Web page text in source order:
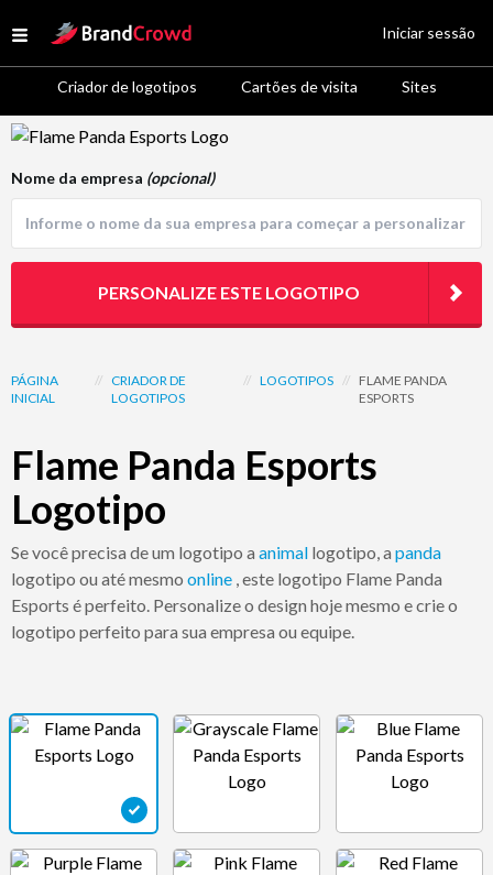
Open menu
Site Logo
Criador de logotipos Cartões de visita Sites
Iniciar sessão
Logo Template Preview
PÁGINA
INICIAL
// CRIADOR DE
LOGOTIPOS
// LOGOTIPOS // FLAME PANDA
ESPORTS
Flame Panda Esports
Logotipo
Se você precisa de um logotipo a animal logotipo, a panda
logotipo ou até mesmo online , este logotipo Flame Panda
Esports é perfeito. Personalize o design hoje mesmo e crie o
logotipo perfeito para sua empresa ou equipe.
Nome da empresa (opcional)
PERSONALIZE ESTE LOGOTIPO